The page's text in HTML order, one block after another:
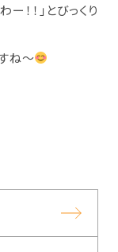
！！」とびっくり
ね～